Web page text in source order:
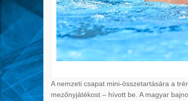
A nemzeti csapat mini-összetartására a
mezőnyjátékost – hívott be. A magyar